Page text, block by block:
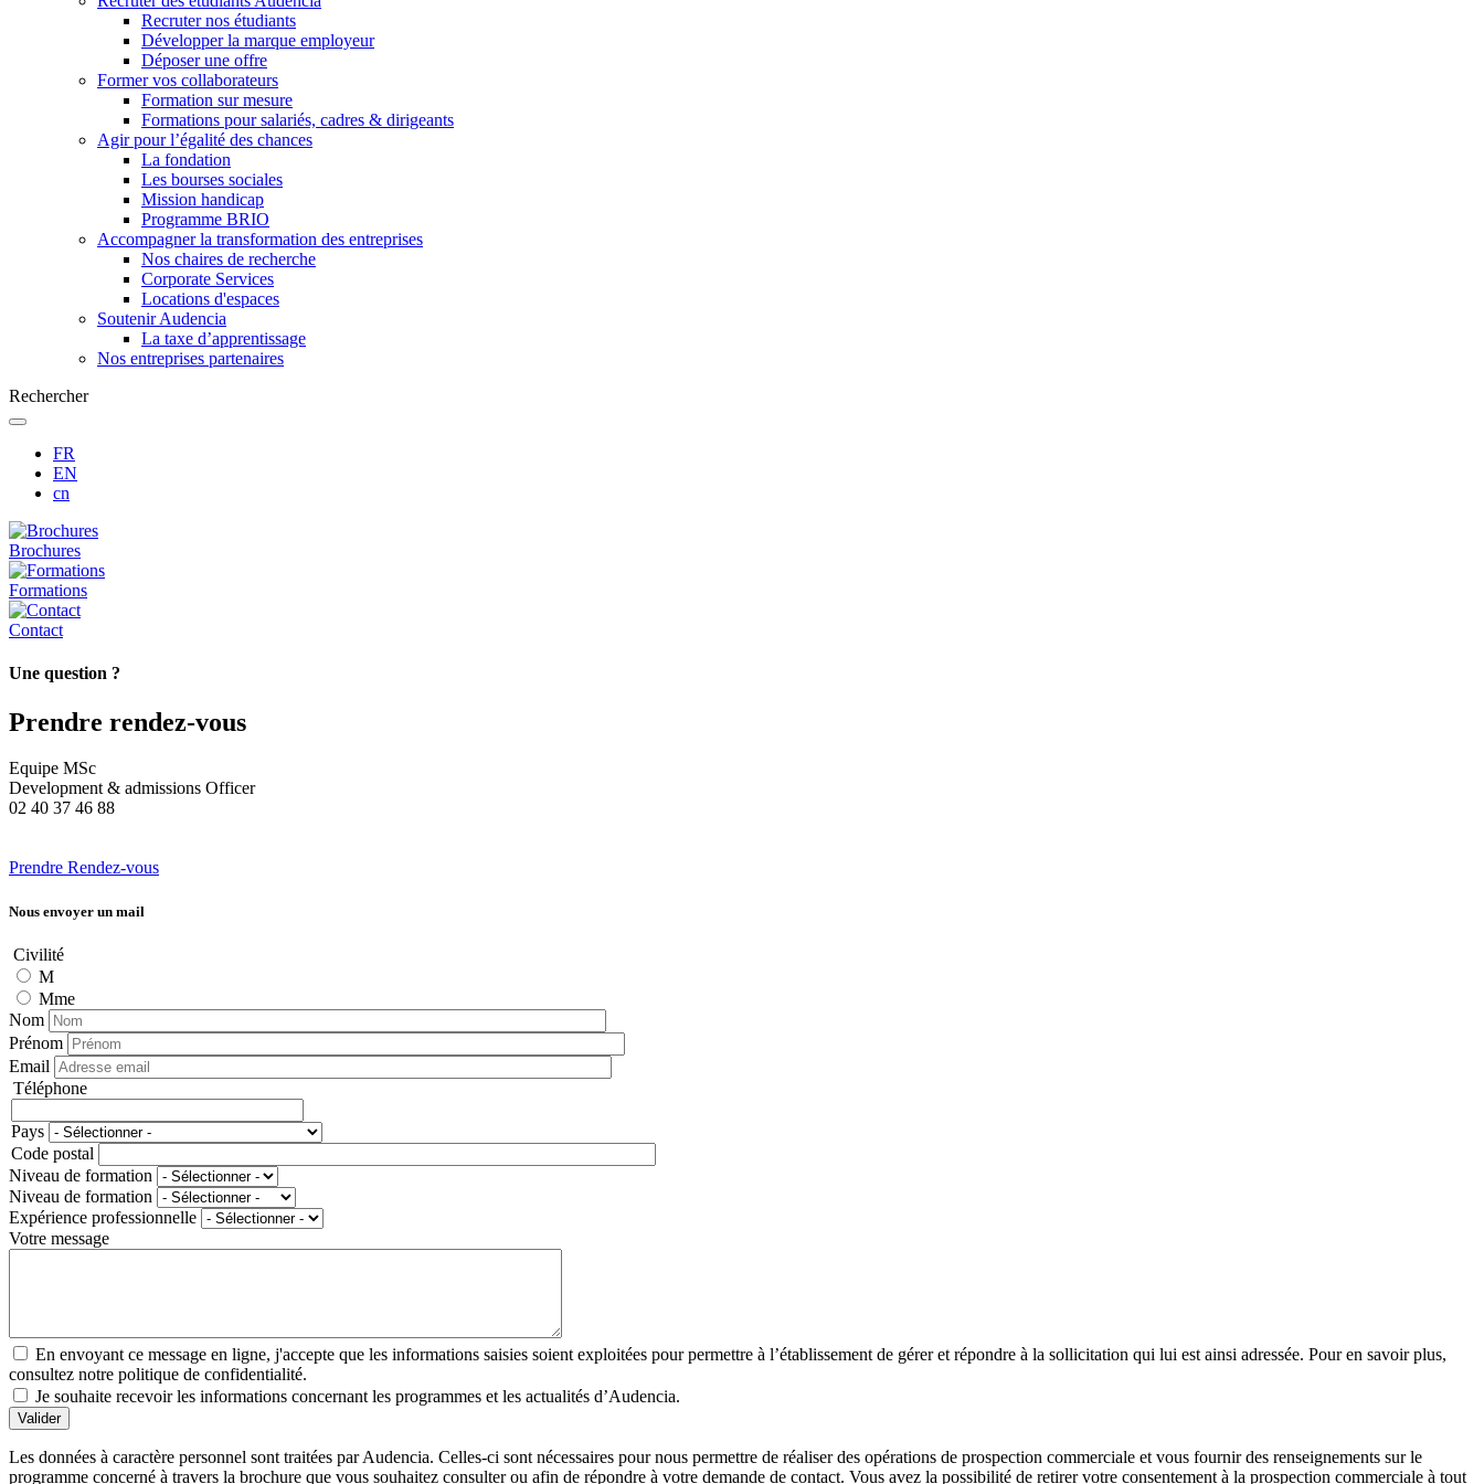
Recruter nos étudiants
Développer la marque employeur
Déposer une offre
Former vos collaborateurs
Formation sur mesure
Formations pour salariés, cadres & dirigeants
Agir pour l’égalité des chances
La fondation
Les bourses sociales
Mission handicap
Programme BRIO
Accompagner la transformation des entreprises
Nos chaires de recherche
Corporate Services
Locations d'espaces
Soutenir Audencia
La taxe d’apprentissage
Nos entreprises partenaires
Rechercher
FR
EN
cn
Brochures
Formations
Contact
Une question ?
Prendre rendez-vous
Equipe MSc
Development & admissions Officer
02 40 37 46 88
Prendre Rendez-vous
Nous envoyer un mail
Civilité
M
Mme
Nom
Prénom
Email
Téléphone
Adresse
Pays
Code postal
Niveau de formation
Niveau de formation
Expérience professionnelle
Votre message
En envoyant ce message en ligne, j'accepte que les informations saisies soient exploitées pour permettre à l’établissement de gérer et répondre à la sollicitation qui lui est ainsi adressée. Pour en savoir plus,
consultez notre politique de confidentialité.
Je souhaite recevoir les informations concernant les programmes et les actualités d’Audencia.
Valider
Les données à caractère personnel sont traitées par Audencia. Celles-ci sont nécessaires pour nous permettre de réaliser des opérations de prospection commerciale et vous fournir des renseignements sur le
programme concerné à travers la brochure que vous souhaitez consulter ou afin de répondre à votre demande de contact. Vous avez la possibilité de retirer votre consentement à la prospection commerciale à tout